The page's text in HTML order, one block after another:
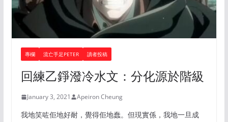
專欄 流亡手足PETER 讀者投稿
回練乙錚潑冷水文：分化源於階級
January 3, 2021 Apeiron Cheung
我地笑咗佢地好耐，覺得佢地蠢。但現實係，我地一旦成